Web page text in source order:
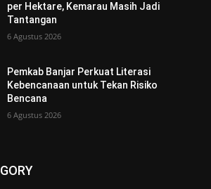
per Hektare, Kemarau Masih Jadi
Tantangan
6 Agustus 2026
Pemkab Banjar Perkuat Literasi
Kebencanaan untuk Tekan Risiko
Bencana
6 Agustus 2026